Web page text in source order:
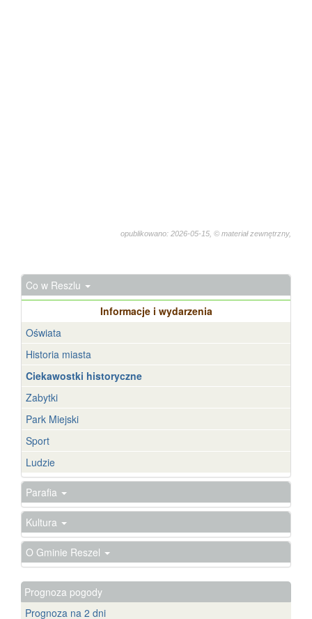
opublikowano: 2026-05-15, © materiał zewnętrzny,
Co w Reszlu
Informacje i wydarzenia
Oświata
Historia miasta
Ciekawostki historyczne
Zabytki
Park Miejski
Sport
Ludzie
Parafia
Kultura
O Gminie Reszel
Prognoza pogody
Prognoza na 2 dni